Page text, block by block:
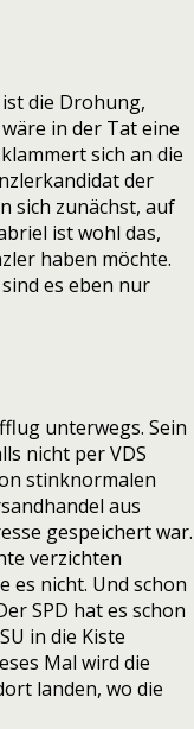
die Drohung,
in der Tat eine
sich an die
der
sich zunächst, auf
ist wohl das,
haben möchte.
es eben nur
unterwegs. Sein
nicht per VDS
stinknormalen
aus
gespeichert war.
verzichten
es nicht. Und schon
SPD hat es schon
in die Kiste
Mal wird die
landen, wo die